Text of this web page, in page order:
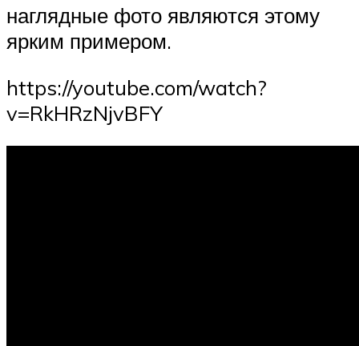
наглядные фото являются этому
ярким примером.
https://youtube.com/watch?
v=RkHRzNjvBFY